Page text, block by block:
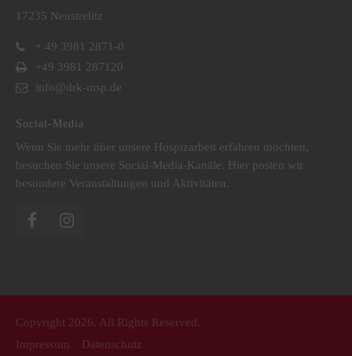
17235 Neustrelitz
+ 49 3981 2871-0
+49 3981 287120
info@drk-msp.de
Social-Media
Wenn Sie mehr über unsere Hospizarbeit erfahren möchten,
besuchen Sie unsere Social-Media-Kanäle. Hier posten wir
besondere Veranstaltungen und Aktivitäten.
Copyright 2026. All Rights Reserved.
Impressum
Datenschutz